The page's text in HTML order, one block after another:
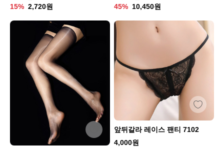
15% 2,720원 45% 10,450원
앞뒤갈라 레이스 팬티 7102
4,000원